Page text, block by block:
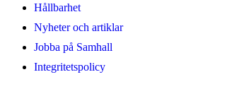
Hållbarhet
Nyheter och artiklar
Jobba på Samhall
Integritetspolicy